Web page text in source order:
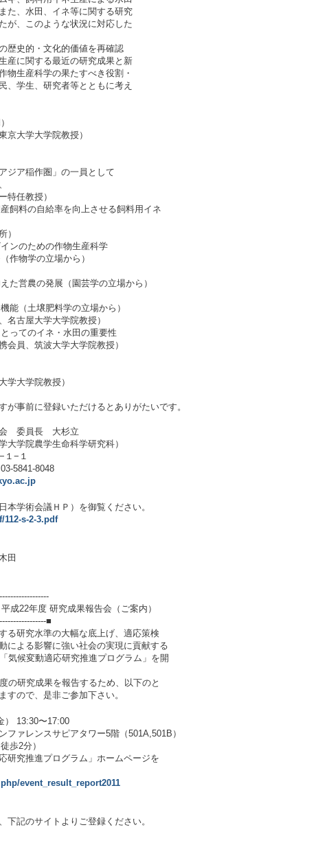
た、水田、イネ等に関する研究
が、このような状況に対応した
歴史的・文化的価値を再確認
産に関する最近の研究成果と新
物生産科学の果たすべき役割・
、学生、研究者等とともに考え
京大学大学院教授）
ジア稲作圏」の一員として
特任教授）
飼料の自給率を向上させる飼料用イネ
）
ンのための作物生産科学
作物学の立場から）
営農の発展（園芸学の立場から）
能（土壌肥料学の立場から）
名古屋大学大学院教授）
ってのイネ・水田の重要性
会員、筑波大学大学院教授）
学大学院教授）
事前に登録いただけるとありがたいです。
会 委員長 大杉立
大学院農学生命科学研究科）
１−１
5841-8048
本学術会議ＨＰ）を御覧ください。
s-2-3.pdf
田
成22年度 研究成果報告会（ご案内）
■
る研究水準の大幅な底上げ、適応策検
による影響に強い社会の実現に貢献する
気候変動適応研究推進プログラム」を開
の研究成果を報告するため、以下のと
すので、是非ご参加下さい。
） 13:30〜17:00
ァレンスサピアタワー5階（501A,501B）
歩2分）
研究推進プログラム」ホームページを
event_result_report2011
下記のサイトよりご登録ください。